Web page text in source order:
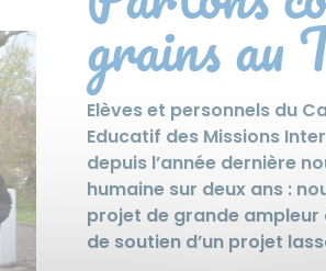
grains au
Elèves et personnels du
Educatif des Missions
depuis l’année dernière
humaine sur deux ans :
projet de grande
de soutien d’un projet